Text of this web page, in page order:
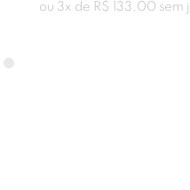
ou 3x de R$ 133 , 00 sem